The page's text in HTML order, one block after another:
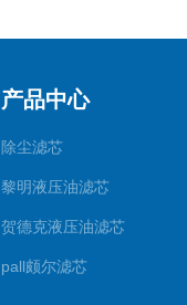
产品中心
除尘滤芯
黎明液压油滤芯
贺德克液压油滤芯
pall颇尔滤芯